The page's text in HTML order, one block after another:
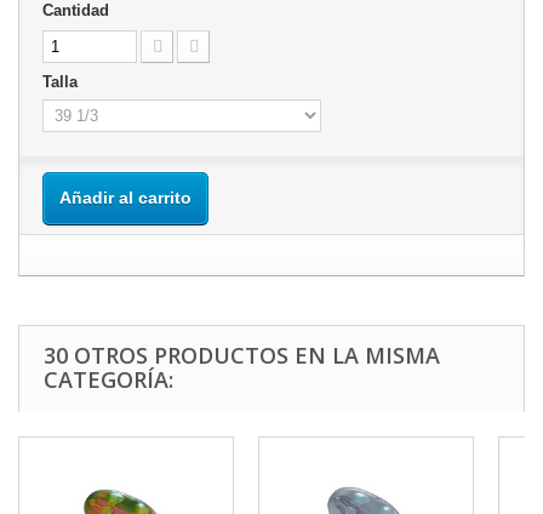
Cantidad
Talla
Añadir al carrito
30 OTROS PRODUCTOS EN LA MISMA
CATEGORÍA: